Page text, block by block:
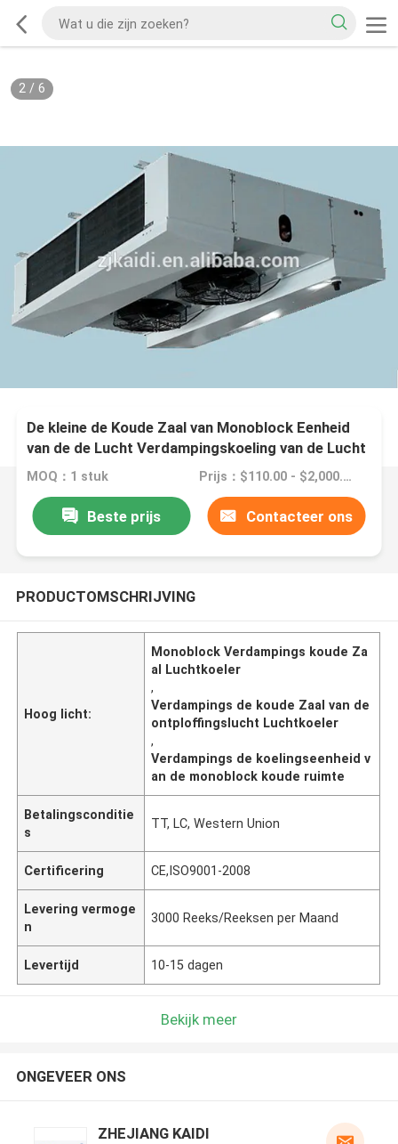
2/ 6
De kleine de Koude Zaal van Monoblock Eenheid
van de de Lucht Verdampingskoeling van de Lucht
Koelere Ontploffing
MOQ：1 stuk Prijs：$110.00 - $2,000.00/sets
Beste prijs Contacteer ons
PRODUCTOMSCHRIJVING
Hoog licht:
Monoblock Verdampings koude Za
al Luchtkoeler
,
Verdampings de koude Zaal van de
ontploffingslucht Luchtkoeler
,
Verdampings de koelingseenheid v
an de monoblock koude ruimte
Betalingsconditie
s
TT, LC, Western Union
Certificering CE,ISO9001-2008
Levering vermoge
n
3000 Reeks/Reeksen per Maand
Levertijd 10-15 dagen
Bekijk meer
ONGEVEER ONS
ZHEJIANG KAIDI